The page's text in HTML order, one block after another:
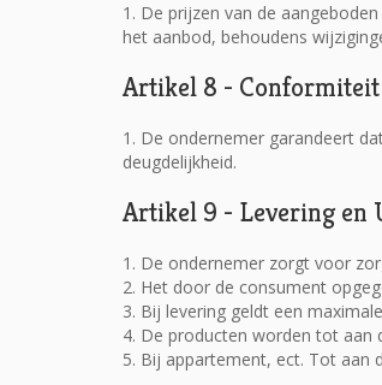
1. De prijzen van de
het aanbod, behoudens
Artikel 8 - Conformiteit
1. De ondernemer garandeert
deugdelijkheid.
Artikel 9 - Levering en
1. De ondernemer zorgt voor
2. Het door de consument
3. Bij levering geldt een
4. De producten worden tot aan
5. Bij appartement, ect. Tot aan